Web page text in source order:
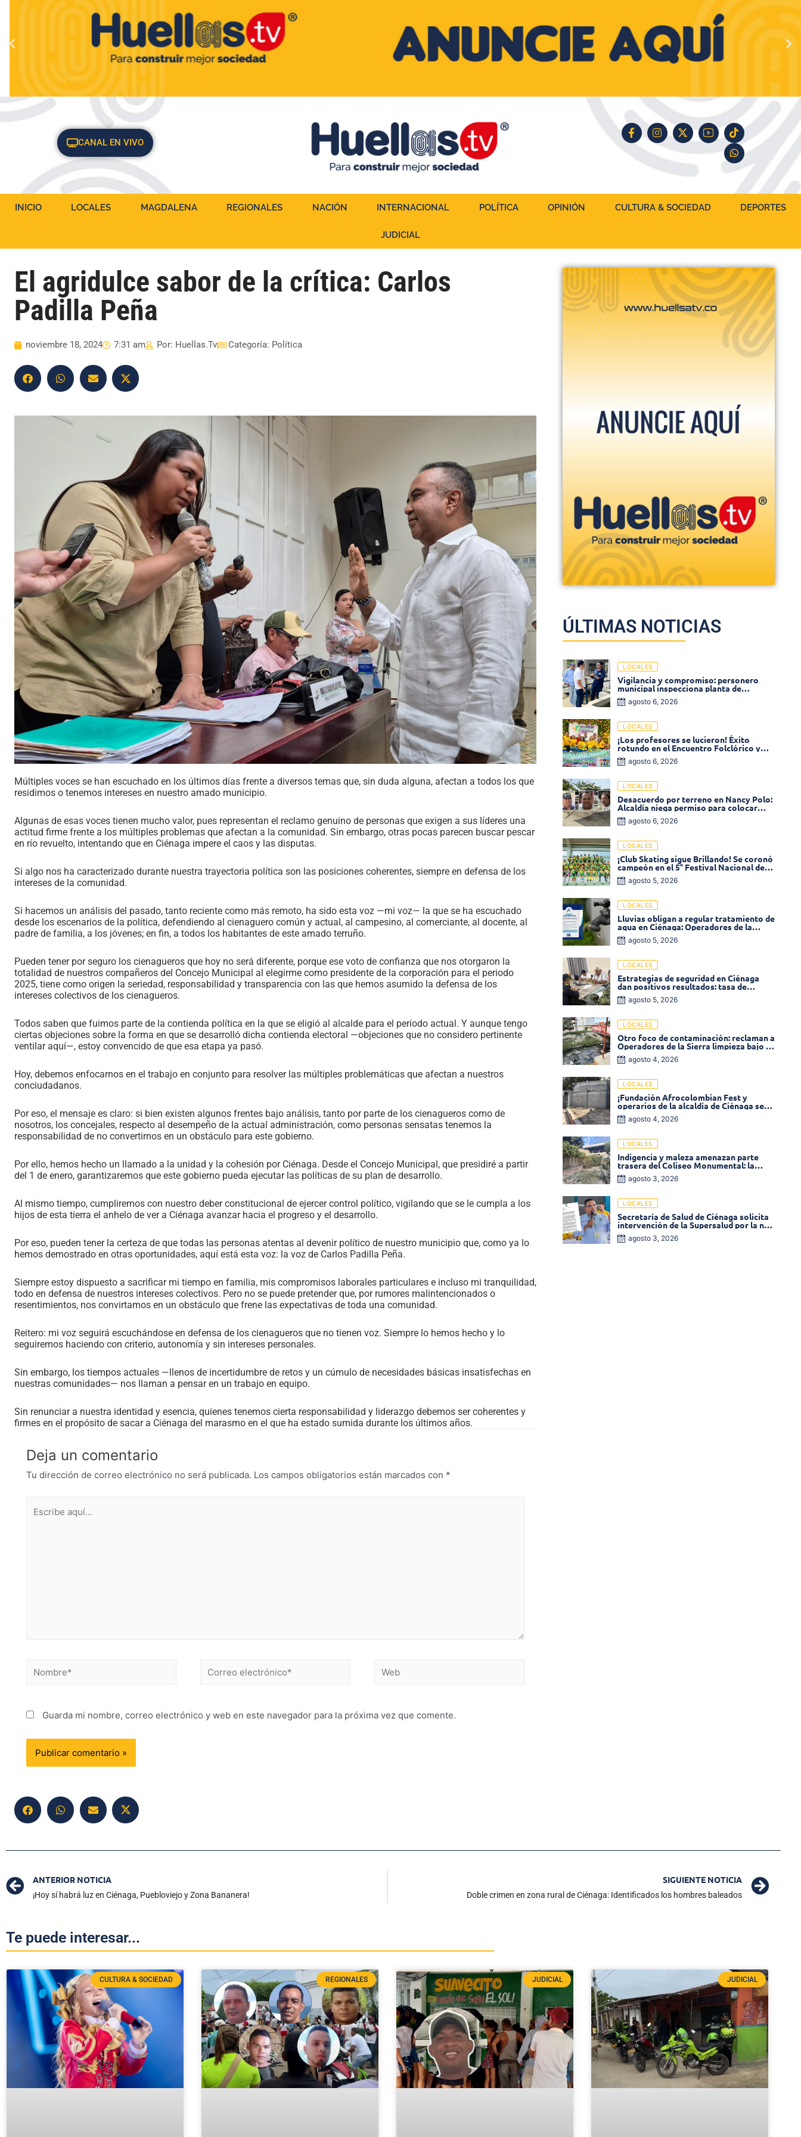
CANAL EN VIVO
INICIO LOCALES MAGDALENA REGIONALES NACIÓN INTERNACIONAL POLÍTICA OPINIÓN CULTURA & SOCIEDAD DEPORTES
JUDICIAL
El agridulce sabor de la crítica: Carlos
Padilla Peña
noviembre 18, 2024 7:31 am Por: Huellas.Tv Categoría: Política
Múltiples voces se han escuchado en los últimos días frente a diversos temas que, sin duda alguna, afectan a todos los que
residimos o tenemos intereses en nuestro amado municipio.
Algunas de esas voces tienen mucho valor, pues representan el reclamo genuino de personas que exigen a sus líderes una
actitud firme frente a los múltiples problemas que afectan a la comunidad. Sin embargo, otras pocas parecen buscar pescar
en río revuelto, intentando que en Ciénaga impere el caos y las disputas.
Si algo nos ha caracterizado durante nuestra trayectoria política son las posiciones coherentes, siempre en defensa de los
intereses de la comunidad.
Si hacemos un análisis del pasado, tanto reciente como más remoto, ha sido esta voz —mi voz— la que se ha escuchado
desde los escenarios de la política, defendiendo al cienaguero común y actual, al campesino, al comerciante, al docente, al
padre de familia, a los jóvenes; en fin, a todos los habitantes de este amado terruño.
Pueden tener por seguro los cienagueros que hoy no será diferente, porque ese voto de confianza que nos otorgaron la
totalidad de nuestros compañeros del Concejo Municipal al elegirme como presidente de la corporación para el periodo
2025, tiene como origen la seriedad, responsabilidad y transparencia con las que hemos asumido la defensa de los
intereses colectivos de los cienagueros.
Todos saben que fuimos parte de la contienda política en la que se eligió al alcalde para el período actual. Y aunque tengo
ciertas objeciones sobre la forma en que se desarrolló dicha contienda electoral —objeciones que no considero pertinente
ventilar aquí—, estoy convencido de que esa etapa ya pasó.
Hoy, debemos enfocarnos en el trabajo en conjunto para resolver las múltiples problemáticas que afectan a nuestros
conciudadanos.
Por eso, el mensaje es claro: si bien existen algunos frentes bajo análisis, tanto por parte de los cienagueros como de
nosotros, los concejales, respecto al desempeño de la actual administración, como personas sensatas tenemos la
responsabilidad de no convertirnos en un obstáculo para este gobierno.
Por ello, hemos hecho un llamado a la unidad y la cohesión por Ciénaga. Desde el Concejo Municipal, que presidiré a partir
del 1 de enero, garantizaremos que este gobierno pueda ejecutar las políticas de su plan de desarrollo.
Al mismo tiempo, cumpliremos con nuestro deber constitucional de ejercer control político, vigilando que se le cumpla a los
hijos de esta tierra el anhelo de ver a Ciénaga avanzar hacia el progreso y el desarrollo.
Por eso, pueden tener la certeza de que todas las personas atentas al devenir político de nuestro municipio que, como ya lo
hemos demostrado en otras oportunidades, aquí está esta voz: la voz de Carlos Padilla Peña.
Siempre estoy dispuesto a sacrificar mi tiempo en familia, mis compromisos laborales particulares e incluso mi tranquilidad,
todo en defensa de nuestros intereses colectivos. Pero no se puede pretender que, por rumores malintencionados o
resentimientos, nos convirtamos en un obstáculo que frene las expectativas de toda una comunidad.
Reitero: mi voz seguirá escuchándose en defensa de los cienagueros que no tienen voz. Siempre lo hemos hecho y lo
seguiremos haciendo con criterio, autonomía y sin intereses personales.
Sin embargo, los tiempos actuales —llenos de incertidumbre de retos y un cúmulo de necesidades básicas insatisfechas en
nuestras comunidades— nos llaman a pensar en un trabajo en equipo.
Sin renunciar a nuestra identidad y esencia, quienes tenemos cierta responsabilidad y liderazgo debemos ser coherentes y
firmes en el propósito de sacar a Ciénaga del marasmo en el que ha estado sumida durante los últimos años.
Deja un comentario
Tu dirección de correo electrónico no será publicada. Los campos obligatorios están marcados con *
Guarda mi nombre, correo electrónico y web en este navegador para la próxima vez que comente.
ÚLTIMAS NOTICIAS
LOCALES
Vigilancia y compromiso: personero
municipal inspecciona planta de
tratamiento de agua
agosto 6, 2026
LOCALES
¡Los profesores se lucieron! Éxito
rotundo en el Encuentro Folclórico y
Cultural del Magisterio 2026 en Ciénaga
agosto 6, 2026
LOCALES
Desacuerdo por terreno en Nancy Polo:
Alcaldía niega permiso para colocar
venta de comidas
agosto 6, 2026
LOCALES
¡Club Skating sigue Brillando! Se coronó
campeón en el 5° Festival Nacional de
Patinaje «Soledad sobre Ruedas»
agosto 5, 2026
LOCALES
Lluvias obligan a regular tratamiento de
agua en Ciénaga: Operadores de la
Sierra anuncia baja presión en varios
sectores
agosto 5, 2026
LOCALES
Estrategias de seguridad en Ciénaga
dan positivos resultados: tasa de
homicidios disminuyó un 58% en 2026
agosto 5, 2026
LOCALES
Otro foco de contaminación: reclaman a
Operadores de la Sierra limpieza bajo el
puente de la calle 19 con carrera 11
agosto 4, 2026
LOCALES
¡Fundación Afrocolombian Fest y
operarios de la alcaldía de Ciénaga se
ponen la 10! Realizan limpieza de la
parte posterior del Coliseo
agosto 4, 2026
LOCALES
Indigencia y maleza amenazan parte
trasera del Coliseo Monumental: la
comunidad exige acción inmediata!
agosto 3, 2026
LOCALES
Secretaría de Salud de Ciénaga solicita
intervención de la Supersalud por la no
entrega de medicamentos en las EPS
agosto 3, 2026
ANTERIOR NOTICIA
¡Hoy sí habrá luz en Ciénaga, Puebloviejo y Zona Bananera!
SIGUIENTE NOTICIA
Doble crimen en zona rural de Ciénaga: Identificados los hombres baleados
Te puede interesar...
CULTURA & SOCIEDAD REGIONALES JUDICIAL JUDICIAL